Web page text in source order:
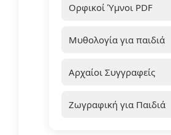
Ορφικοί Ύμνοι PDF
Μυθολογία για παιδιά
Αρχαίοι Συγγραφείς
Ζωγραφική για Παιδιά